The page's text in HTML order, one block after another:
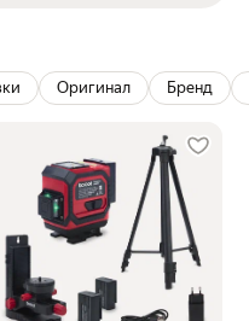
Оригинал Бренд